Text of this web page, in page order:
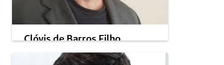
Clóvis de Barros Filho
ética e comportamento humano, é autor de